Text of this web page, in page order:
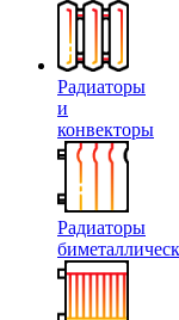
Радиаторы
и
конвекторы
Радиаторы